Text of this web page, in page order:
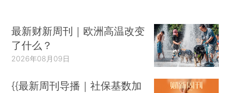
最新财新周刊｜欧洲高温改变
了什么？
2026年08月09日
{{最新周刊导播｜社保基数加